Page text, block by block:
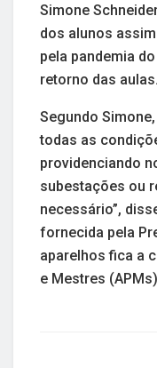
Simone
dos alunos
pela pandemia
retorno das aulas.
Segundo
todas as
providenciando
subestações ou
necessário”,
fornecida pela
aparelhos fica a
e Mestres